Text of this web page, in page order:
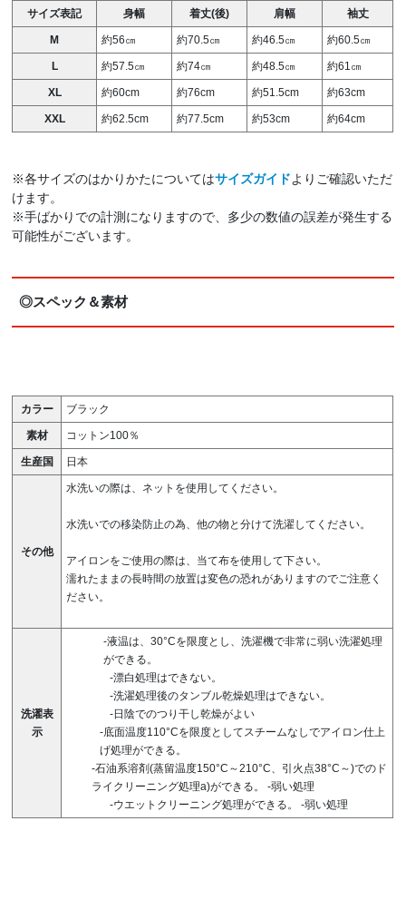
サイズ表記 身幅 着丈(後) 肩幅 袖丈
M 約56㎝ 約70.5㎝ 約46.5㎝ 約60.5㎝
L 約57.5㎝ 約74㎝ 約48.5㎝ 約61㎝
XL 約60cm 約76cm 約51.5cm 約63cm
XXL 約62.5cm 約77.5cm 約53cm 約64cm
※各サイズのはかりかたについてはサイズガイドよりご確認いただ
けます。
※手ばかりでの計測になりますので、多少の数値の誤差が発生する
可能性がございます。
◎スペック＆素材
カラー ブラック
素材 コットン100％
生産国 日本
その他
水洗いの際は、ネットを使用してください。
水洗いでの移染防止の為、他の物と分けて洗濯してください。
アイロンをご使用の際は、当て布を使用して下さい。
濡れたままの長時間の放置は変色の恐れがありますのでご注意く
ださい。
洗濯表
示
-液温は、30°Cを限度とし、洗濯機で非常に弱い洗濯処理
ができる。
-漂白処理はできない。
-洗濯処理後のタンブル乾燥処理はできない。
-日陰でのつり干し乾燥がよい
-底面温度110°Cを限度としてスチームなしでアイロン仕上
げ処理ができる。
-石油系溶剤(蒸留温度150°C～210°C、引火点38°C～)でのド
ライクリーニング処理a)ができる。
-弱い処理
-ウエットクリーニング処理ができる。
-弱い処理